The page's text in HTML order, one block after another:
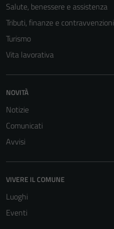
Salute, benessere e assistenza
Tributi, finanze e contravvenzioni
Turismo
Vita lavorativa
NOVITÀ
Notizie
Comunicati
Avvisi
VIVERE IL COMUNE
Luoghi
Eventi